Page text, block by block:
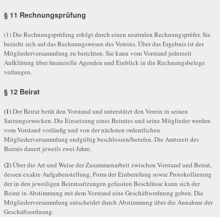
§ 11 Rechnungsprüfung
(1) Die Rechnungsprüfung erfolgt durch einen neutralen Rechnungsprüfer. Sie
bezieht sich auf das Rechnungswesen des Vereins. Über das Ergebnis ist der
Mitgliederversammlung zu berichten. Sie kann vom Vorstand jederzeit
Aufklärung über finanzielle Agenden und Einblick in die Rechnungsbelege
verlangen.
§ 12 Beirat
(1)Der Beirat berät den Vorstand und unterstützt den Verein in seinen
Satzungszwecken. Die Einsetzung eines Beirates und seine Mitglieder werden
vom Vorstand vorläufig und von der nächsten ordentlichen
Mitgliederversammlung endgültig beschlossen/berufen. Die Amtszeit des
Beirats dauert jeweils zwei Jahre.
(2)Über die Art und Weise der Zusammenarbeit zwischen Vorstand und Beirat,
dessen exakte Aufgabenstellung, Form der Einberufung sowie Protokollierung
der in den jeweiligen Beiratssitzungen gefassten Beschlüsse kann sich der
Beirat in Abstimmung mit dem Vorstand eine Geschäftsordnung geben. Die
Mitgliederversammlung entscheidet durch Abstimmung über die Annahme der
Geschäftsordnung.